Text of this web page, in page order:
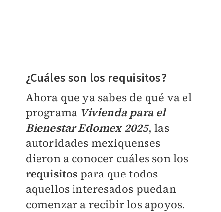
​¿Cuáles son los requisitos?
Ahora que ya sabes de qué va el
programa Vivienda para el
Bienestar Edomex 2025, las
autoridades mexiquenses
dieron a conocer cuáles son los
requisitos para que todos
aquellos interesados puedan
comenzar a recibir los apoyos.